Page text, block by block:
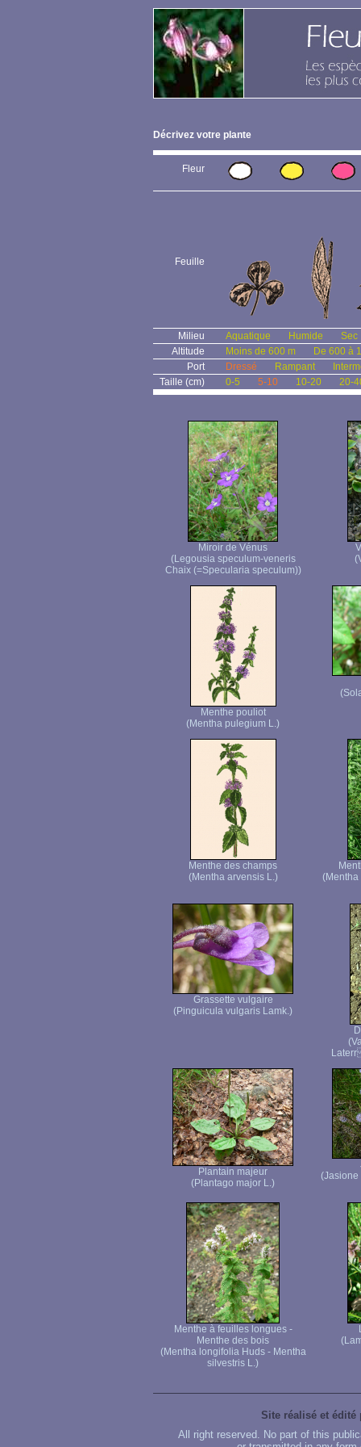
Décrivez votre plante
Fleur
Feuille
Milieu Aquatique Humide
Sec
Altitude
Moins de 600 m
De 600 à
Port
Dressé Rampant
Taille (cm)
0-5 5-10 10-20 20-
Miroir de Vénus
(Legousia speculum-veneris
Chaix (=Specularia speculum))
Menthe pouliot
(Mentha pulegium L.)
Menthe des champs
(Mentha arvensis L.)
Grassette vulgaire
(Pinguicula vulgaris Lamk.)
Plantain majeur
(Plantago major L.)
Menthe à feuilles longues -
Menthe des bois
(Mentha longifolia Huds - Mentha
silvestris L.)
Site réalisé et édité
All right reserved. No part of this